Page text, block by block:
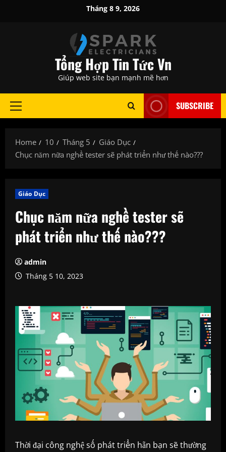
Tháng 8 9, 2026
Tổng Hợp Tin Tức Vn
Giúp web site bạn mạnh mẽ hơn
Primary
SUBSCRIBE
Home 10 Tháng 5
Giáo Dục
Chục năm nữa nghề tester sẽ phát triển như thế nào???
Giáo Dục
Chục năm nữa nghề tester sẽ
phát triển như thế nào???
admin
Tháng 5 10, 2023
Thời đại công nghệ số phát triển hẵn bạn sẽ thường